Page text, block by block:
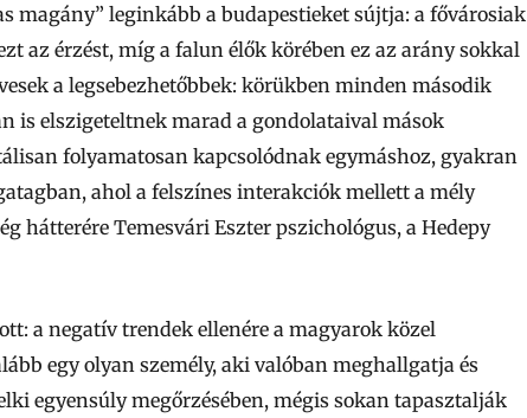
magány” leginkább a budapestieket sújtja: a fővárosiak
az érzést, míg a falun élők körében ez az arány sokkal
a legsebezhetőbbek: körükben minden második
is elszigeteltnek marad a gondolataival mások
folyamatosan kapcsolódnak egymáshoz, gyakran
ahol a felszínes interakciók mellett a mély
hátterére Temesvári Eszter pszichológus, a Hedepy
a negatív trendek ellenére a magyarok közel
egy olyan személy, aki valóban meghallgatja és
egyensúly megőrzésében, mégis sokan tapasztalják